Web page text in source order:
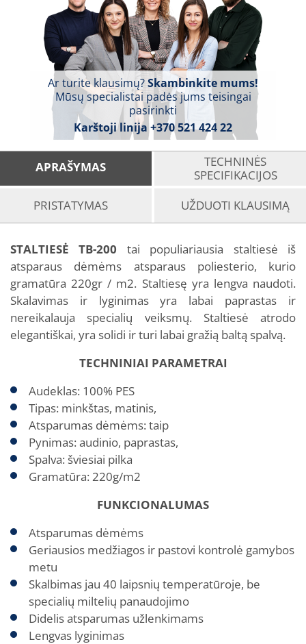
Ar turite klausimų?Skambinkite mums!
Mūsų specialistai padės jums teisingai
pasirinkti
Karštoji linija +370 521 424 22
APRAŠYMAS
TECHNINĖS
SPECIFIKACIJOS
PRISTATYMAS
UŽDUOTI KLAUSIMĄ
STALTIESĖ TB-200 tai populiariausia staltiesė iš
atsparaus dėmėms atsparaus poliesterio, kurio
gramatūra 220gr / m2. Staltiesę yra lengva naudoti.
Skalavimas ir lyginimas yra labai paprastas ir
nereikalauja specialių veiksmų. Staltiesė atrodo
elegantiškai, yra solidi ir turi labai gražią baltą spalvą.
TECHNINIAI PARAMETRAI
Audeklas: 100% PES
Tipas: minkštas, matinis,
Atsparumas dėmėms: taip
Pynimas: audinio, paprastas,
Spalva: šviesiai pilka
Gramatūra: 220g/m2
FUNKCIONALUMAS
Atsparumas dėmėms
Geriausios medžiagos ir pastovi kontrolė gamybos
metu
Skalbimas jau 40 laipsnių temperatūroje, be
specialių miltelių panaudojimo
Didelis atsparumas užlenkimams
Lengvas lyginimas